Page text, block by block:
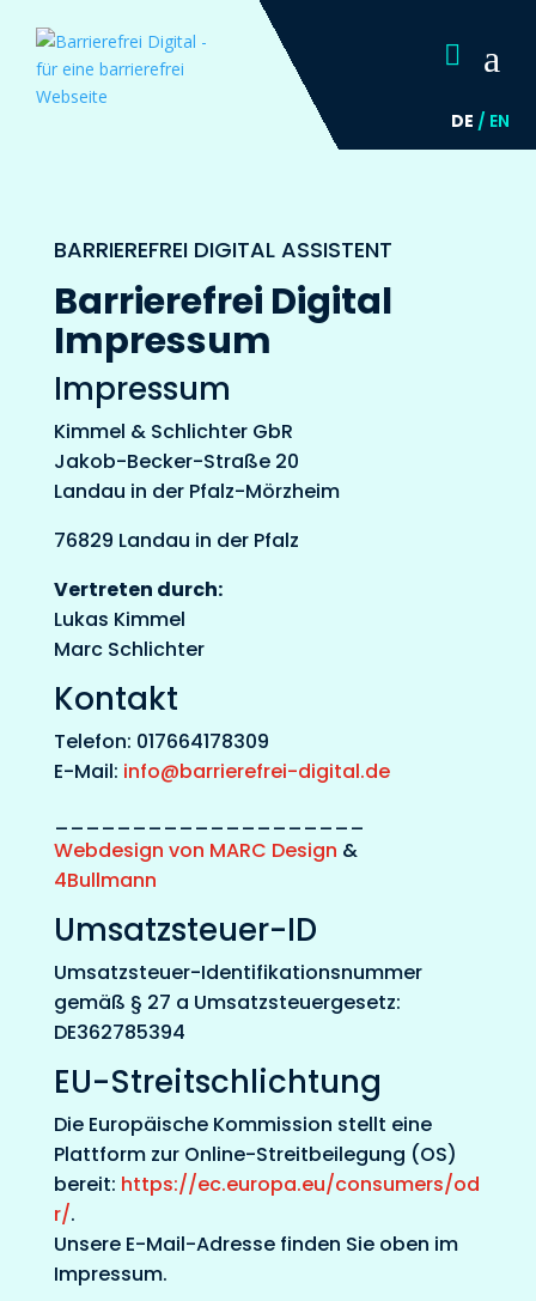
 a
DE / EN
BARRIEREFREI DIGITAL ASSISTENT
Barrierefrei Digital
Impressum
Impressum
Kimmel & Schlichter GbR
Jakob-Becker-Straße 20
Landau in der Pfalz-Mörzheim
76829 Landau in der Pfalz
Vertreten durch:
Lukas Kimmel
Marc Schlichter
Kontakt
Telefon: 017664178309
E-Mail: info@barrierefrei-digital.de
____________________
Webdesign von MARC Design &
4Bullmann
Umsatzsteuer-ID
Umsatzsteuer-Identifikationsnummer
gemäß § 27 a Umsatzsteuergesetz:
DE362785394
EU-Streitschlichtung
Die Europäische Kommission stellt eine
Plattform zur Online-Streitbeilegung (OS)
bereit: https://ec.europa.eu/consumers/od
r/.
Unsere E-Mail-Adresse finden Sie oben im
Impressum.